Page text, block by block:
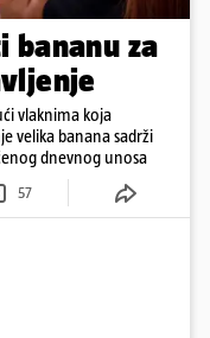
bananu za
vlaknima koja
velika banana sadrži
dnevnog unosa
57